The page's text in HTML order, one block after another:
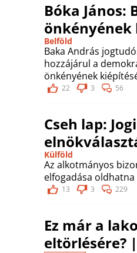
Bóka János:
önkényének
Belföld
Baka András
hozzájárul a
önkényének
22 3 56
Cseh lap:
Külföld
Az alkotmányos
elfogadása
13 3 229
Ez már a
eltörlésére?